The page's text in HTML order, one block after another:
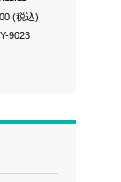
(税込)
9023